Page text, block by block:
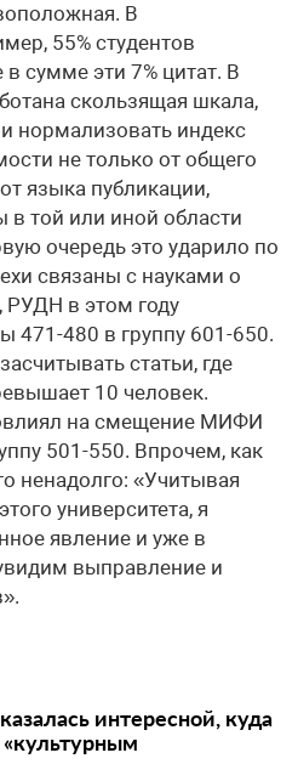
В
55% студентов
сумме эти 7% цитат. В
скользящая шкала,
нормализовать индекс
не только от общего
языка публикации,
в той или иной области
очередь это ударило по
связаны с науками о
РУДН в этом году
471-480 в группу 601-650.
статьи, где
10 человек.
на смещение МИФИ
501-550. Впрочем, как
ненадолго: «Учитывая
университета, я
явление и уже в
выправление и
интересной, куда